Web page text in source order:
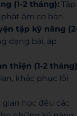
(1-2 tháng): Tập
âm cơ bản.
tập kỹ năng
dạng bài, áp
thiện (1-2
khắc phục lỗi
học đều các